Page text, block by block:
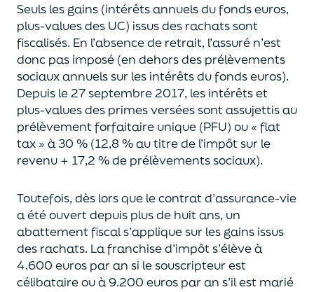
Seuls les gains (intérêts annuels du fonds euros,
plus-values des UC) issus des rachats sont
fiscalisés. En l’absence de retrait, l’assuré n’est
donc pas imposé (en dehors des prélèvements
sociaux annuels sur les intérêts du fonds euros).
Depuis le 27 septembre 2017, les intérêts et
plus-values des primes verséessont assujettis au
prélèvement forfaitaire unique (PFU) ou « flat
tax » à 30 % (12,8 % au titre de l’impôt sur le
revenu + 17,2 % de prélèvements sociaux).
Toutefois, dès lors que le contrat d’assurance-vie
a été ouvert depuis plus de huit ans, un
abattement fiscal s’applique sur les gains issus
des rachats. La franchise d’impôts’élève à
4.600 euros par an si le souscripteurest
célibataire ou à 9.200 euros par an s’il est marié